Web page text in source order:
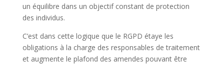
un équilibre dans un objectif constant de protection
des individus.
C’est dans cette logique que le RGPD étaye les
obligations à la charge des responsables de traitement
et augmente le plafond des amendes pouvant être